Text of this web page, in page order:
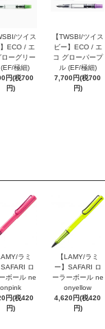
ツイス
ECO / エ
ローグリー
極細)
円(税700
円)
【TWSBI/ツイス
ビー】ECO / エ
コ グローパープ
ル (EF/極細)
7,700円(税700
円)
ラミ
ロ
ボール ne
onpink
円(税420
円)
【LAMY/ラミ
ー】SAFARI ロ
ーラーボール ne
onyellow
4,620円(税420
円)